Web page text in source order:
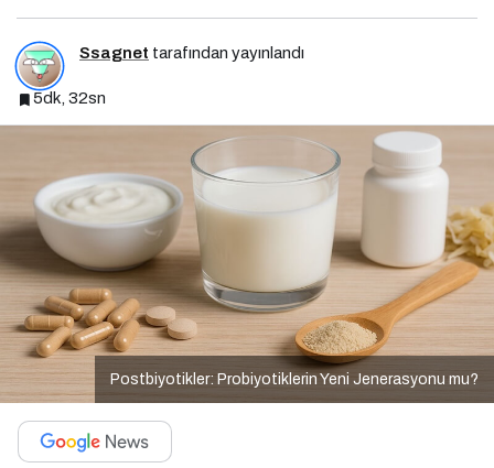
Ssagnet tarafından yayınlandı
5dk, 32sn
Postbiyotikler: Probiyotiklerin Yeni Jenerasyonu mu?